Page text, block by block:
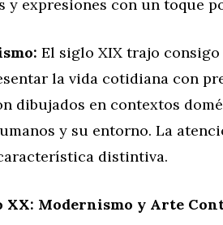
y expresiones con un toque
El siglo XIX trajo
la vida cotidiana con
dibujados en contextos
y su entorno. La
distintiva.
XX: Modernismo y Arte